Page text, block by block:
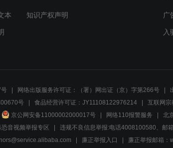
本 知识产权声明 广
入
网络出版服务许可证：（署）网出证（京）字第266号
号 食品经营许可证：JY11108122976214
互联网
京公网安备11000002000017号 网络110报警服务 北
恐音视频举报专区
违规不良信息举报:电话4008100580、邮
廉正举报入口 廉正举报邮箱